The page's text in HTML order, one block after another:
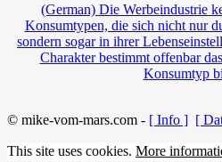
(German) Die Werbeindustrie
Konsumtypen, die sich nicht nur
sondern sogar in ihrer
Charakter bestimmt offenbar
Konsumtyp
© mike-vom-mars.com - [ Info ] [
This site uses cookies. More